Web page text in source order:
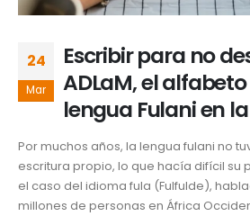
24
Mar
Escribir para no
ADLaM, el
lengua Fulani en
Por muchos años, la lengua fulani no
escritura propio, lo que hacía difícil su
el caso del idioma fula (Fulfulde),
millones de personas en África